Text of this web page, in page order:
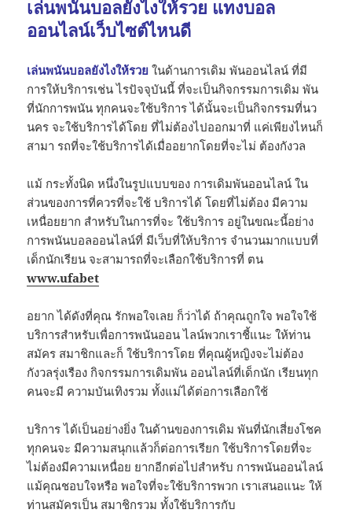
เล่นพนันบอลยังไงให้รวย แทง​บอล​
ออนไลน์​เว็บไซต์​ไหนดี​
เล่นพนันบอลยังไงให้รวย ในด้านการเดิม พันออนไลน์ ที่มี
การให้บริการเช่น ไรปัจจุบันนี้ ที่จะเป็นกิจกรรมการเดิม พัน
ที่นักการพนัน ทุกคนจะใช้บริการ ได้นั้นจะเป็นกิจกรรมที่นว
นคร จะใช้บริการได้โดย ที่ไม่ต้องไปออกมาที่ แค่เพียงไหนก็
สามา รถที่จะใช้บริการได้เมื่ออยากโดยที่จะไม่ ต้องกังวล
แม้ กระทั้งนิด หนึ่งในรูปแบบของ การเดิมพันออนไลน์ ใน
ส่วนของการที่ควรที่จะใช้ บริการได้ โดยที่ไม่ต้อง มีความ
เหนื่อยยาก สำหรับในการที่จะ ใช้บริการ อยู่ในขณะนี้อย่าง
การพนันบอลออนไลน์ที่ มีเว็บที่ให้บริการ จำนวนมากแบบที่
เด็กนักเรียน จะสามารถที่จะเลือกใช้บริการที่ ตน
www.ufabet
อยาก ได้ดังที่คุณ รักพอใจเลย ก็ว่าได้ ถ้าคุณถูกใจ พอใจใช้
บริการสำหรับเพื่อการพนันออน ไลน์พวกเราชี้แนะ ให้ท่าน
สมัคร สมาชิกและก็ ใช้บริการโดย ที่คุณผู้หญิงจะไม่ต้อง
กังวลรุ่งเรือง กิจกรรมการเดิมพัน ออนไลน์ที่เด็กนัก เรียนทุก
คนจะมี ความบันเทิงรวม ทั้งแม่ได้ต่อการเลือกใช้
บริการ ได้เป็นอย่างยิ่ง ในด้านของการเดิม พันที่นักเสี่ยงโชค
ทุกคนจะ มีความสนุกแล้วก็ต่อการเรียก ใช้บริการโดยที่จะ
ไม่ต้องมีความเหนื่อย ยากอีกต่อไปสำหรับ การพนันออนไลน์
แม้คุณชอบใจหรือ พอใจที่จะใช้บริการพวก เราเสนอแนะ ให้
ท่านสมัครเป็น สมาชิกรวม ทั้งใช้บริการกับ